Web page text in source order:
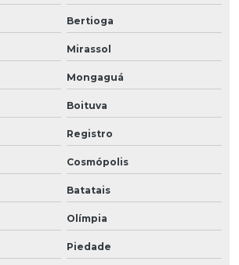
Bertioga
Mirassol
Mongaguá
Boituva
Registro
Cosmópolis
Batatais
Olímpia
Piedade